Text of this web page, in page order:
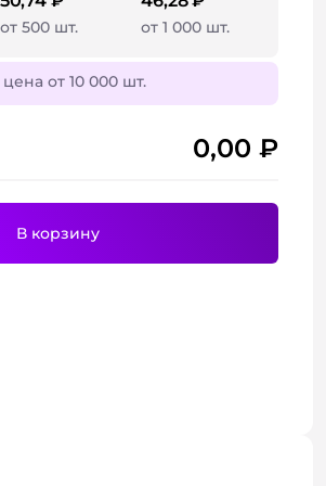
от 500 шт. от 1 000 шт.
от 10 000 шт.
0,00 ₽
В корзину